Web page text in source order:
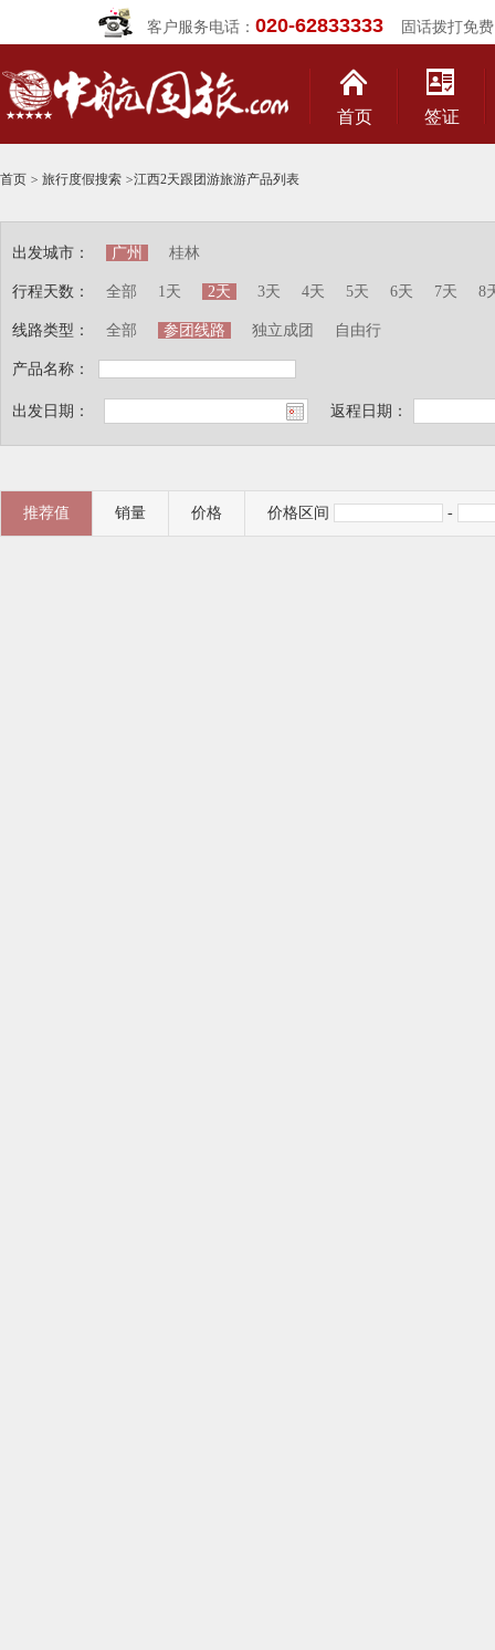
客户服务电话： 020-62833333固话拨打免费
首页 签证
首页 > 旅行度假搜索 >江西2天跟团游旅游产品列表
出发城市：
行程天数：
线路类型：
产品名称：
广州 桂林
全部 1天 2天 3天 4天 5天 6天 7天 8
全部 参团线路 独立成团 自由行
出发日期： 返程日期：
推荐值 销量 价格 价格区间 -